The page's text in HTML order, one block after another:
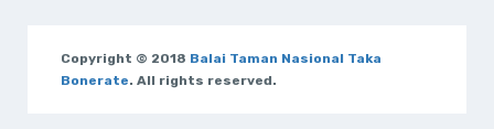
Copyright © 2018 Balai Taman Nasional Taka
Bonerate. All rights reserved.